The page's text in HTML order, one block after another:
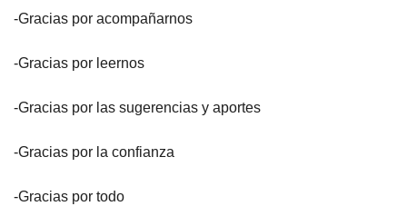
-Gracias por acompañarnos
-Gracias por leernos
-Gracias por las sugerencias y aportes
-Gracias por la confianza
-Gracias por todo